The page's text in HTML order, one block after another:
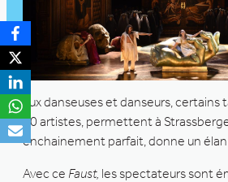
aux danseuses et danseurs,
60 artistes, permettent à
enchainement parfait, donne un
Avec ce Faust, les spectateurs sont